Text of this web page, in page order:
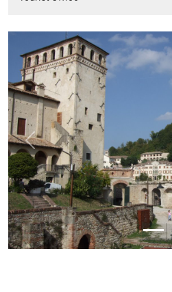
Previous